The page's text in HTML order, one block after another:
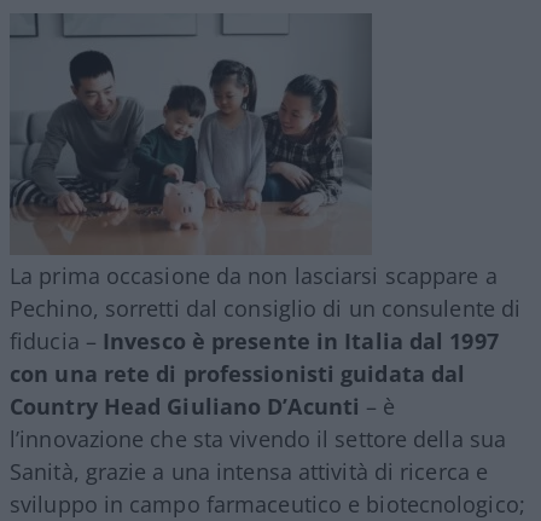
La prima occasione da non lasciarsi scappare a
Pechino, sorretti dal consiglio di un consulente di
fiducia – Invesco è presente in Italia dal 1997
con una rete di professionisti guidata dal
Country Head Giuliano D’Acunti – è
l’innovazione che sta vivendo il settore della sua
Sanità, grazie a una intensa attività di ricerca e
sviluppo in campo farmaceutico e biotecnologico;